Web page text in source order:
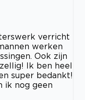
verricht
werken
Ook zijn
Ik ben heel
super bedankt!
ik nog geen